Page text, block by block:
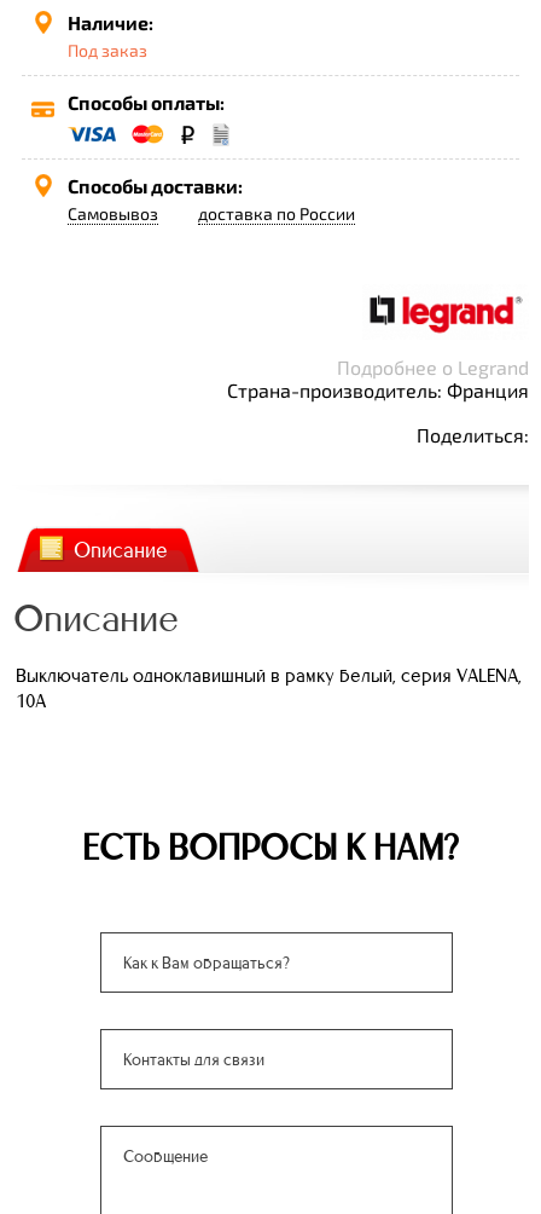
Наличие:
Под заказ
Способы оплаты:
Способы доставки:
Самовывоз доставка по России
Подробнее о Legrand
Страна-производитель: Франция
Поделиться:
Описание
Описание
Выключатель одноклавишный в рамку белый, серия VALENA,
10A
ЕСТЬ ВОПРОСЫ К НАМ?